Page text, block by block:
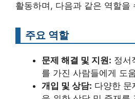
활동하며, 다음과 같은 역할을
주요 역할
문제 해결 및 지원: 정서
를 가진 사람들에게 도
개입 및 상담: 다양한 문